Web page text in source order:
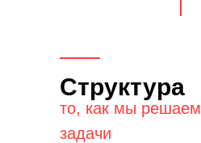
Структура
то, как мы решаем
задачи